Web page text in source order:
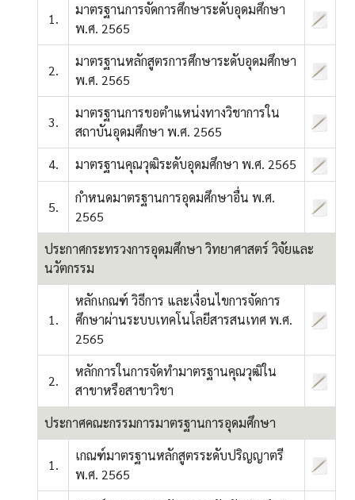
1.
มาตรฐานการจัดการศึกษาระดับอุดมศึกษา
พ.ศ. 2565
2.
มาตรฐานหลักสูตรการศึกษาระดับอุดมศึกษา
พ.ศ. 2565
3.
มาตรฐานการขอตำแหน่งทางวิชาการใน
สถาบันอุดมศึกษา พ.ศ. 2565
4.
มาตรฐานคุณวุฒิระดับอุดมศึกษา พ.ศ. 2565
5.
กำหนดมาตรฐานการอุดมศึกษาอื่น พ.ศ.
2565
ประกาศกระทรวงการอุดมศึกษา วิทยาศาสตร์ วิจัยและ
นวัตกรรม
1.
หลักเกณฑ์ วิธีการ และเงื่อนไขการจัดการ
ศึกษาผ่านระบบเทคโนโลยีสารสนเทศ พ.ศ.
2565
2.
หลักการในการจัดทำมาตรฐานคุณวุฒิใน
สาขาหรือสาขาวิชา
ประกาศคณะกรรมการมาตรฐานการอุดมศึกษา
1.
เกณฑ์มาตรฐานหลักสูตรระดับปริญญาตรี
พ.ศ. 2565